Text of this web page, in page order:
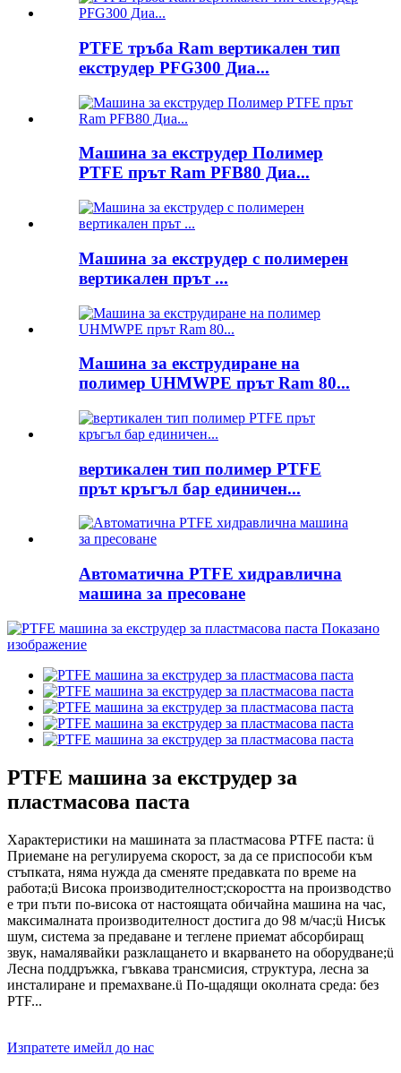
PTFE тръба Ram вертикален тип
екструдер PFG300 Диа...
Машина за екструдер Полимер
PTFE прът Ram PFB80 Диа...
Машина за екструдер с полимерен
вертикален прът ...
Машина за екструдиране на
полимер UHMWPE прът Ram 80...
вертикален тип полимер PTFE
прът кръгъл бар единичен...
Автоматична PTFE хидравлична
машина за пресоване
PTFE машина за екструдер за
пластмасова паста
Характеристики на машината за пластмасова PTFE паста: ü
Приемане на регулируема скорост, за да се приспособи към
стъпката, няма нужда да сменяте предавката по време на
работа;ü Висока производителност;скоростта на производство
е три пъти по-висока от настоящата обичайна машина на час,
максималната производителност достига до 98 м/час;ü Нисък
шум, система за предаване и теглене приемат абсорбиращ
звук, намалявайки разклащането и вкарването на оборудване;ü
Лесна поддръжка, гъвкава трансмисия, структура, лесна за
инсталиране и премахване.ü По-щадящи околната среда: без
PTF...
Изпратете имейл до нас